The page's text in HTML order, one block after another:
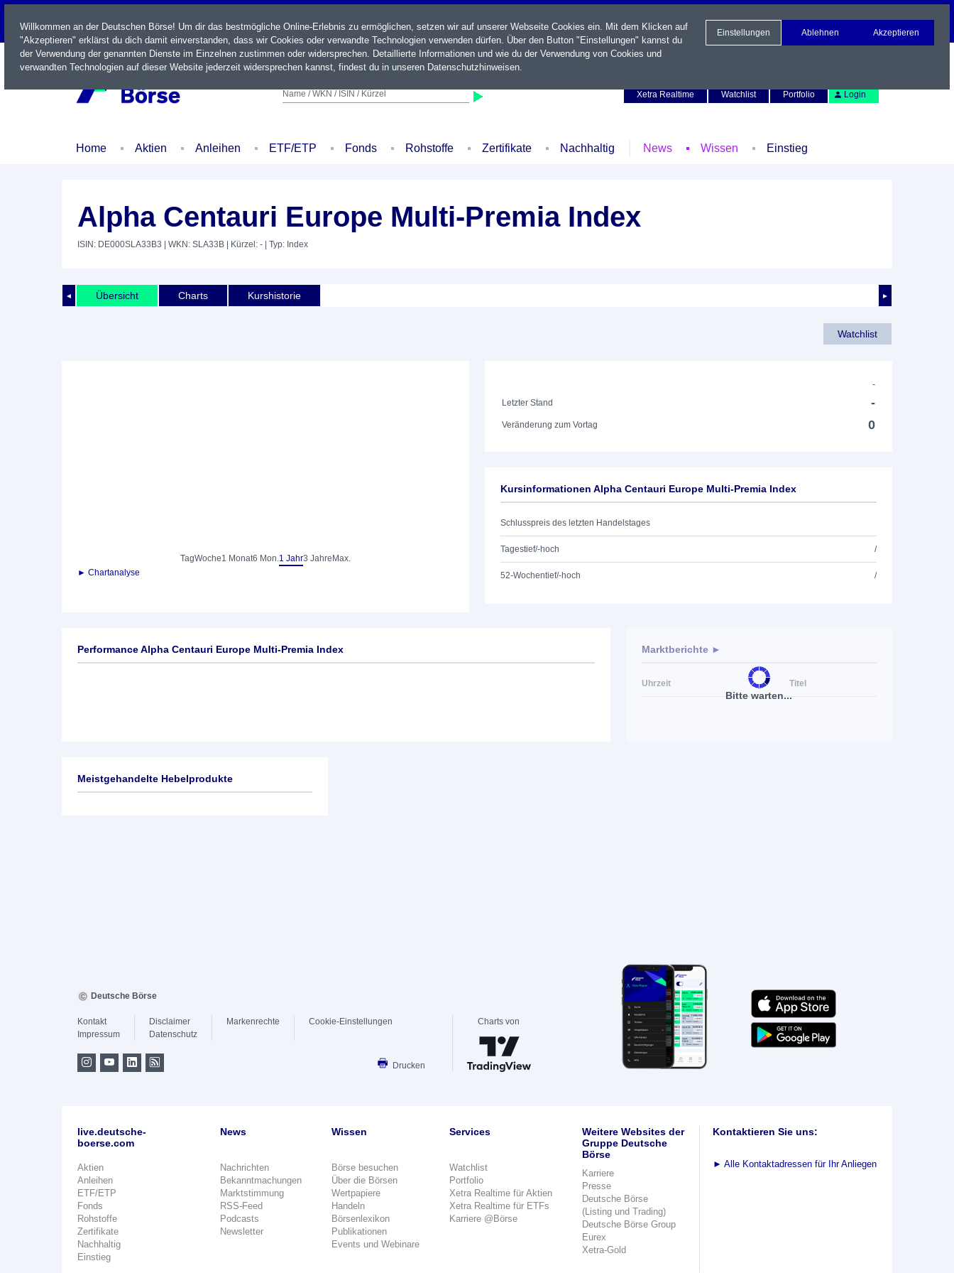
LIVE
Name / WKN / ISIN / Kürzel
Xetra Realtime
Watchlist Portfolio Login
Home Aktien Anleihen ETF/ETP Fonds Rohstoffe Zertifikate Nachhaltig News Wissen Einstieg
Alpha Centauri Europe Multi-Premia Index
ISIN: DE000SLA33B3 | WKN: SLA33B | Kürzel: - | Typ: Index
◄ ►
Übersicht Charts Kurshistorie
Watchlist
TagWoche1 Monat6 Mon.1 Jahr3 Jahre Max.
► Chartanalyse
-
Letzter Stand
-
Veränderung zum Vortag 0
Kursinformationen Alpha Centauri Europe Multi-Premia Index
Schlusspreis des letzten Handelstages
Tagestief/-hoch /
52-Wochentief/-hoch /
Performance Alpha Centauri Europe Multi-Premia Index
Bitte warten...
Marktberichte ►
Uhrzeit Titel
Meistgehandelte Hebelprodukte
Willkommen an der Deutschen Börse! Um dir das bestmögliche Online-Erlebnis zu ermöglichen, setzen wir auf unserer Webseite Cookies ein. Mit dem Klicken auf
"Akzeptieren" erklärst du dich damit einverstanden, dass wir Cookies oder verwandte Technologien verwenden dürfen. Über den Button "Einstellungen" kannst du
der Verwendung der genannten Dienste im Einzelnen zustimmen oder widersprechen. Detaillierte Informationen und wie du der Verwendung von Cookies und
verwandten Technologien auf dieser Website jederzeit widersprechen kannst, findest du in unseren Datenschutzhinweisen.
Einstellungen Ablehnen Akzeptieren
Deutsche Börse
Kontakt
Impressum
Disclaimer
Datenschutz
Markenrechte Cookie-Einstellungen
Drucken
Charts von
live.deutsche-
boerse.com
Aktien
Anleihen
ETF/ETP
Fonds
Rohstoffe
Zertifikate
Nachhaltig
Einstieg
News
Nachrichten
Bekanntmachungen
Marktstimmung
RSS-Feed
Podcasts
Newsletter
Wissen
Börse besuchen
Über die Börsen
Wertpapiere
Handeln
Börsenlexikon
Publikationen
Events und Webinare
Services
Watchlist
Portfolio
Xetra Realtime für Aktien
Xetra Realtime für ETFs
Karriere @Börse
Weitere Websites der
Gruppe Deutsche
Börse
Karriere
Presse
Deutsche Börse
(Listing und Trading)
Deutsche Börse Group
Eurex
Xetra-Gold
Kontaktieren Sie uns:
► Alle Kontaktadressen für Ihr Anliegen